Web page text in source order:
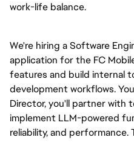
work-life balance.
We're hiring a Software
application for the FC
features and build internal
development workflows.
Director, you'll partner with
implement LLM-powered
reliability, and performance.